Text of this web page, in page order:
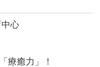
心
療癒力」！